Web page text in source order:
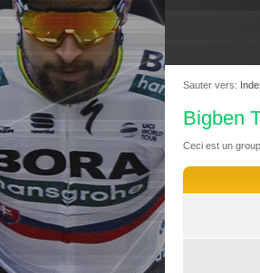
Sauter vers:
Bigben
Ceci est un